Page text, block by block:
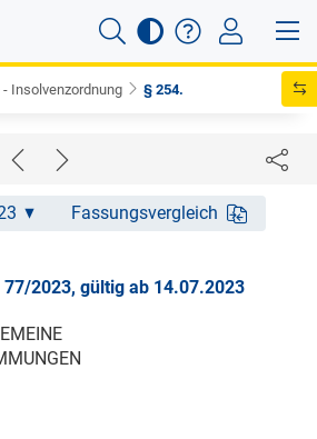
- Insolvenzordnung § 254.
Fassungsvergleich
77/2023, gültig ab 14.07.2023